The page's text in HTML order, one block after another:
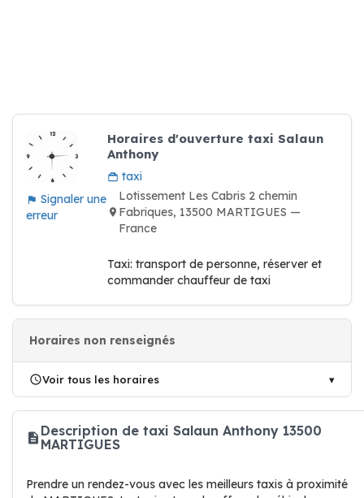
Signaler une
erreur
Horaires d'ouverture taxi Salaun
Anthony
taxi
Lotissement Les Cabris 2 chemin
Fabriques, 13500 MARTIGUES —
France
Taxi: transport de personne, réserver et
commander chauffeur de taxi
Horaires non renseignés
Voir tous les horaires
Description de taxi Salaun Anthony 13500
MARTIGUES
Prendre un rendez-vous avec les meilleurs taxis à proximité